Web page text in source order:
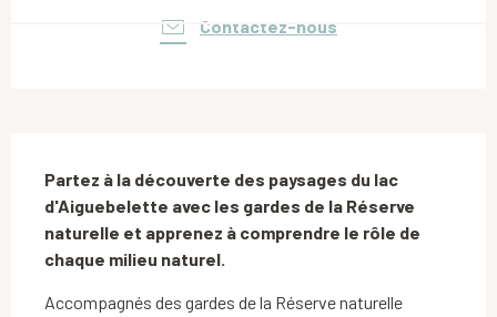
Contactez-nous
Partez à la découverte des paysages du lac
d'Aiguebelette avec les gardes de la Réserve
naturelle et apprenez à comprendre le rôle de
chaque milieu naturel.
Accompagnés des gardes de la Réserve naturelle